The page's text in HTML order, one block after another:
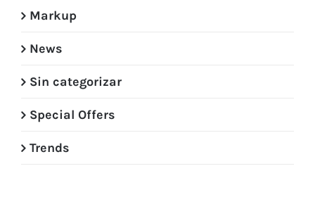
Markup
News
Sin categorizar
Special Offers
Trends